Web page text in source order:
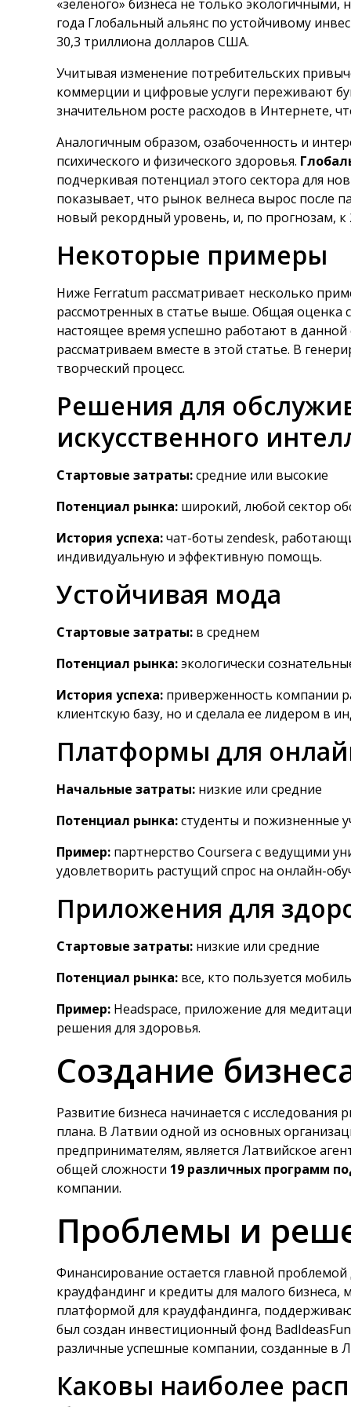
«зеленого» бизнеса не только
года Глобальный альянс по устойчивому
30,3 триллиона долларов США.
Учитывая изменение потребительских
коммерции и цифровые услуги переживают
значительном росте расходов в Интернете,
Аналогичным образом, озабоченность и
психического и физического здоровья.
подчеркивая потенциал этого сектора для
показывает, что рынок велнеса вырос после
новый рекордный уровень, и, по прогнозам, к
Некоторые примеры
Ниже Ferratum рассматривает несколько
рассмотренных в статье выше. Общая оценка
настоящее время успешно работают в
рассматриваем вместе в этой статье. В
творческий процесс.
Решения для
искусственного
Стартовые затраты:средние или высокие
Потенциал рынка: широкий, любой сектор
История успеха:чат-боты zendesk,
индивидуальную и эффективную помощь.
Устойчивая мода
Стартовые затраты: в среднем
Потенциал рынка:экологически
История успеха: приверженность компании
клиентскую базу, но и сделала ее лидером в
Платформы для
Начальные затраты: низкие или средние
Потенциал рынка:студенты и пожизненные
Пример: партнерство Coursera с ведущими
удовлетворить растущий спрос на онлайн-
Приложения для
Стартовые затраты: низкие или средние
Потенциал рынка: все, кто пользуется
Пример: Headspace, приложение для
решения для здоровья.
Создание
Развитие бизнеса начинается с
плана. В Латвии одной из основных
предпринимателям, является Латвийское
общей сложности 19 различных программ
компании.
Проблемы и
Финансирование остается главной
краудфандинг и кредиты для малого
платформой для краудфандинга,
был создан инвестиционный фонд
различные успешные компании, созданные в
Каковы наиболее